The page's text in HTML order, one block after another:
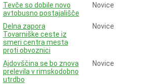
Tevče so dobile novo
avtobusno postajališče
Novice
Delna zapora
Tovarniške ceste iz
smeri centra mesta
proti obvoznici
Novice
Ajdovščina se bo znova
prelevila v rimskodobno
utrdbo
Novice